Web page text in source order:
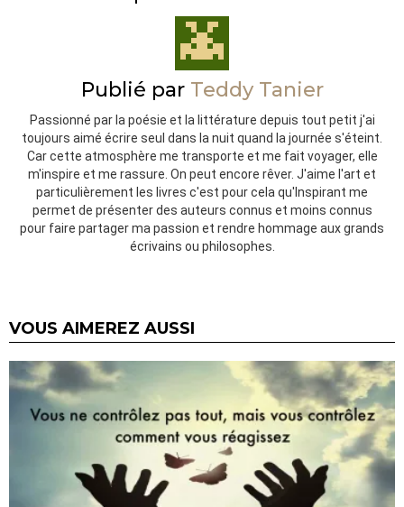
Publié par Teddy Tanier
Passionné par la poésie et la littérature depuis tout petit j'ai
toujours aimé écrire seul dans la nuit quand la journée s'éteint.
Car cette atmosphère me transporte et me fait voyager, elle
m'inspire et me rassure. On peut encore rêver. J'aime l'art et
particulièrement les livres c'est pour cela qu'Inspirant me
permet de présenter des auteurs connus et moins connus
pour faire partager ma passion et rendre hommage aux grands
écrivains ou philosophes.
VOUS AIMEREZ AUSSI